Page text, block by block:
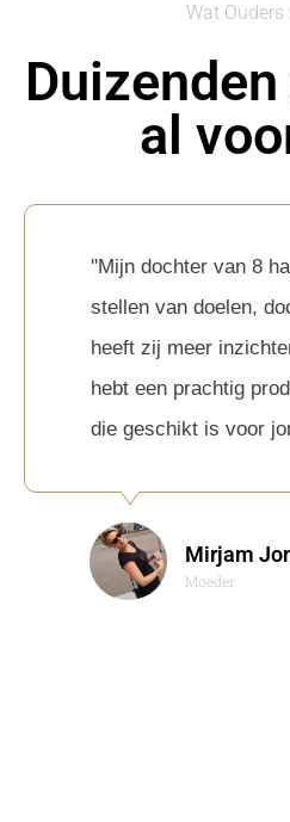
Wat Ouders
al
''Mijn dochter van 8
stellen van doelen,
heeft zij meer
hebt een prachtig
die geschikt is voor
Mirjam
Moeder